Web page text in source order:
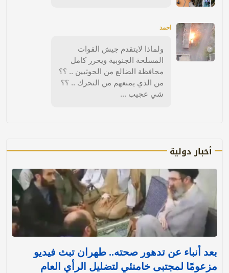
احمد
ولماذا لايتقدم جيش القوات
المسلحة الجنوبية ويحرر كامل
محافظة الضالع من الحوثيين .. ؟؟
من الذي يمنعهم من التحرك .. ؟؟
شي عجيب ...
أخبار دولية
بعد أنباء عن تدهور صحته.. طهران تبث فيديو
مزعومًا لمجتبى خامنئي لتضليل الرأي العام